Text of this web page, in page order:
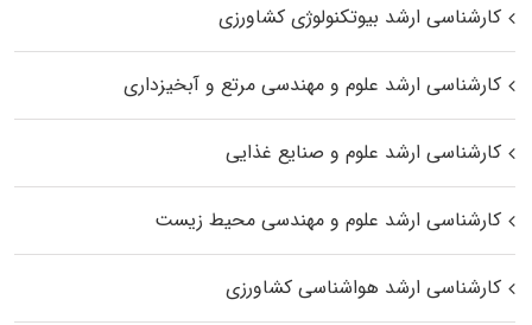
کارشناسی ارشد بیوتکنولوژی کشاورزی
کارشناسی ارشد علوم و مهندسی مرتع و آبخیزداری
کارشناسی ارشد علوم و صنایع غذایی
کارشناسی ارشد علوم و مهندسی محیط زیست
کارشناسی ارشد هواشناسی کشاورزی